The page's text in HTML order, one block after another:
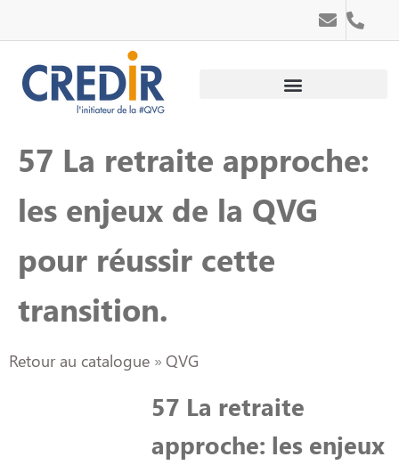
57 La retraite approche:
les enjeux de la QVG
pour réussir cette
transition.
Retour au catalogue QVG
57 La retraite
approche: les enjeux